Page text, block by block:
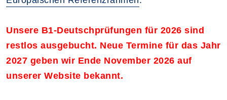
Unsere B1-Deutschprüfungen für 2026 sind
restlos ausgebucht. Neue Termine für das Jahr
2027 geben wir Ende November 2026 auf
unserer Website bekannt.